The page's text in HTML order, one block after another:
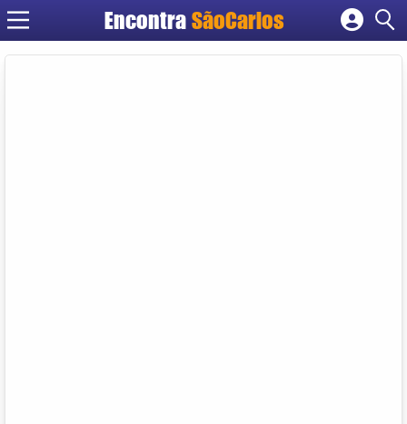
EncontraSãoCarlos
Cadastrar empresa